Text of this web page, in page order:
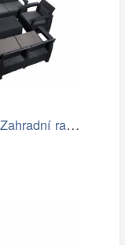
DEOKORK Zahradní ratanová sestava …